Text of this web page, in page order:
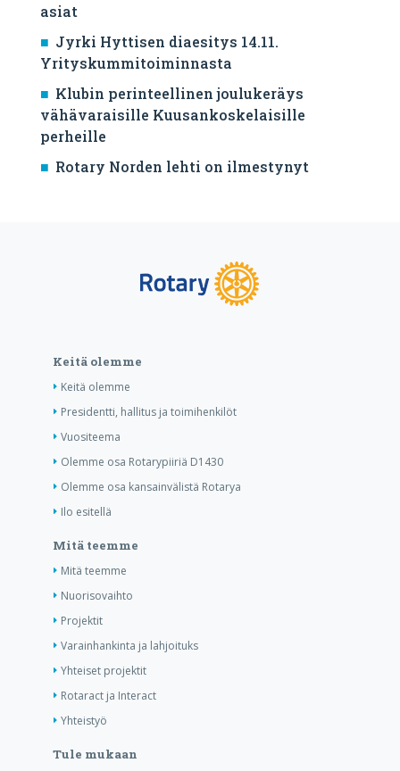
asiat
Jyrki Hyttisen diaesitys 14.11.
Yrityskummitoiminnasta
Klubin perinteellinen joulukeräys
vähävaraisille Kuusankoskelaisille
perheille
Rotary Norden lehti on ilmestynyt
Keitä olemme
Keitä olemme
Presidentti, hallitus ja toimihenkilöt
Vuositeema
Olemme osa Rotarypiiriä D1430
Olemme osa kansainvälistä Rotarya
Ilo esitellä
Mitä teemme
Mitä teemme
Nuorisovaihto
Projektit
Varainhankinta ja lahjoituks
Yhteiset projektit
Rotaract ja Interact
Yhteistyö
Tule mukaan